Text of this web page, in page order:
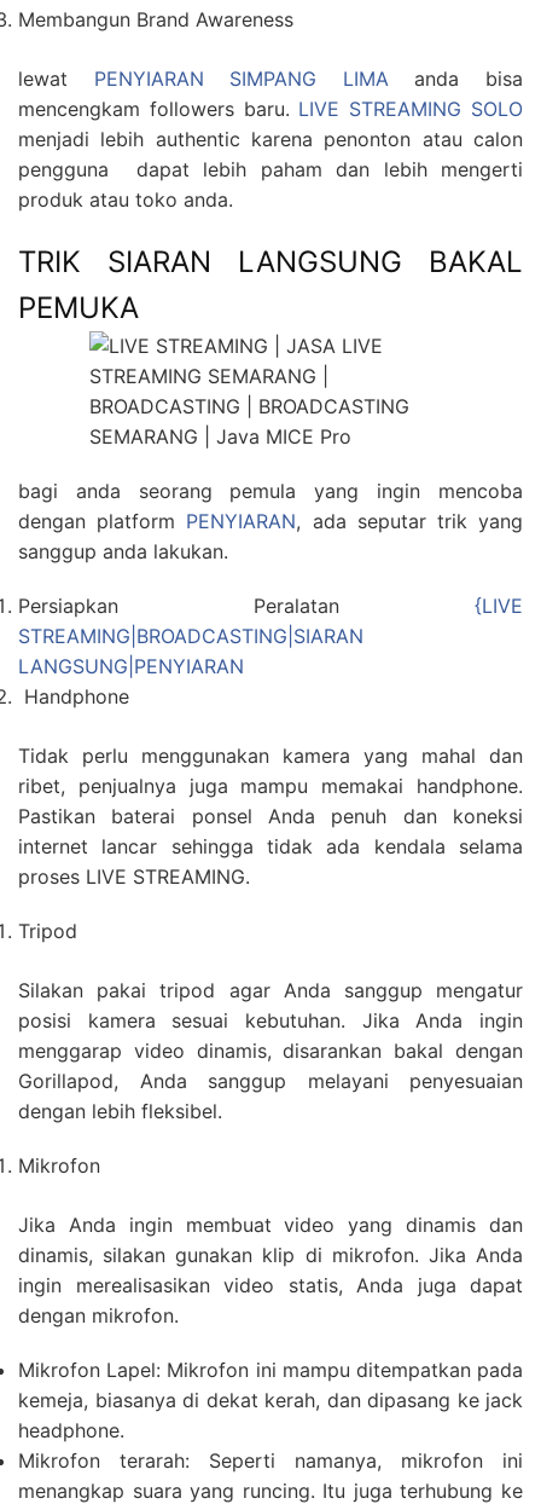
Membangun Brand Awareness
lewat PENYIARAN SIMPANG LIMAanda bisa
mencengkam followers baru. LIVE STREAMING SOLO
menjadi lebih authentic karena penonton atau calon
pengguna dapat lebih paham dan lebih mengerti
produk atau toko anda.
TRIK SIARAN LANGSUNG BAKAL
PEMUKA
bagi anda seorang pemula yang ingin mencoba
dengan platform PENYIARAN, ada seputar trik yang
sanggup anda lakukan.
Persiapkan Peralatan {LIVE
STREAMING|BROADCASTING|SIARAN
LANGSUNG|PENYIARAN
Handphone
Tidak perlu menggunakan kamera yang mahal dan
ribet, penjualnya juga mampu memakai handphone.
Pastikan baterai ponsel Anda penuh dan koneksi
internet lancar sehingga tidak ada kendala selama
proses LIVE STREAMING.
Tripod
Silakan pakai tripod agar Anda sanggup mengatur
posisi kamera sesuai kebutuhan. Jika Anda ingin
menggarap video dinamis, disarankan bakal dengan
Gorillapod, Anda sanggup melayani penyesuaian
dengan lebih fleksibel.
Mikrofon
Jika Anda ingin membuat video yang dinamis dan
dinamis, silakan gunakan klip di mikrofon. Jika Anda
ingin merealisasikan video statis, Anda juga dapat
dengan mikrofon.
Mikrofon Lapel: Mikrofon ini mampu ditempatkan pada
kemeja, biasanya di dekat kerah, dan dipasang ke jack
headphone.
Mikrofon terarah: Seperti namanya, mikrofon ini
menangkap suara yang runcing. Itu juga terhubung ke